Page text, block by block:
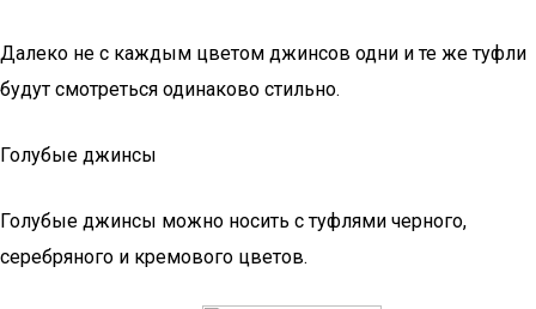
Далеко не с каждым цветом джинсов одни и те же туфли
будут смотреться одинаково стильно.
Голубые джинсы
Голубые джинсы можно носить с туфлями черного,
серебряного и кремового цветов.